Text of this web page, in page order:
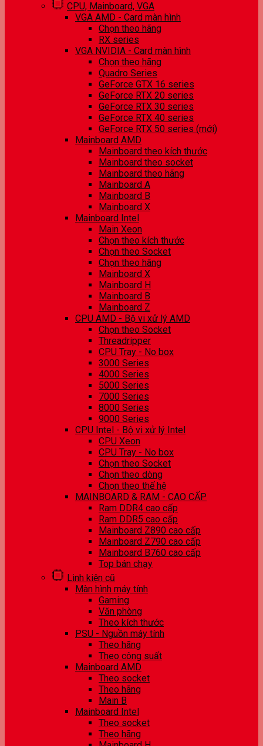
CPU, Mainboard, VGA
VGA AMD - Card màn hình
Chọn theo hãng
RX series
VGA NVIDIA - Card màn hình
Chọn theo hãng
Quadro Series
GeForce GTX 16 series
GeForce RTX 20 series
GeForce RTX 30 series
GeForce RTX 40 series
GeForce RTX 50 series (mới)
Mainboard AMD
Mainboard theo kích thước
Mainboard theo socket
Mainboard theo hãng
Mainboard A
Mainboard B
Mainboard X
Mainboard Intel
Main Xeon
Chọn theo kích thước
Chọn theo Socket
Chọn theo hãng
Mainboard X
Mainboard H
Mainboard B
Mainboard Z
CPU AMD - Bộ vi xử lý AMD
Chọn theo Socket
Threadripper
CPU Tray - No box
3000 Series
4000 Series
5000 Series
7000 Series
8000 Series
9000 Series
CPU Intel - Bộ vi xử lý Intel
CPU Xeon
CPU Tray - No box
Chọn theo Socket
Chọn theo dòng
Chọn theo thế hệ
MAINBOARD & RAM - CAO CẤP
Ram DDR4 cao cấp
Ram DDR5 cao cấp
Mainboard Z890 cao cấp
Mainboard Z790 cao cấp
Mainboard B760 cao cấp
Top bán chạy
Linh kiện cũ
Màn hình máy tính
Gaming
Văn phòng
Theo kích thước
PSU - Nguồn máy tính
Theo hãng
Theo công suất
Mainboard AMD
Theo socket
Theo hãng
Main B
Mainboard Intel
Theo socket
Theo hãng